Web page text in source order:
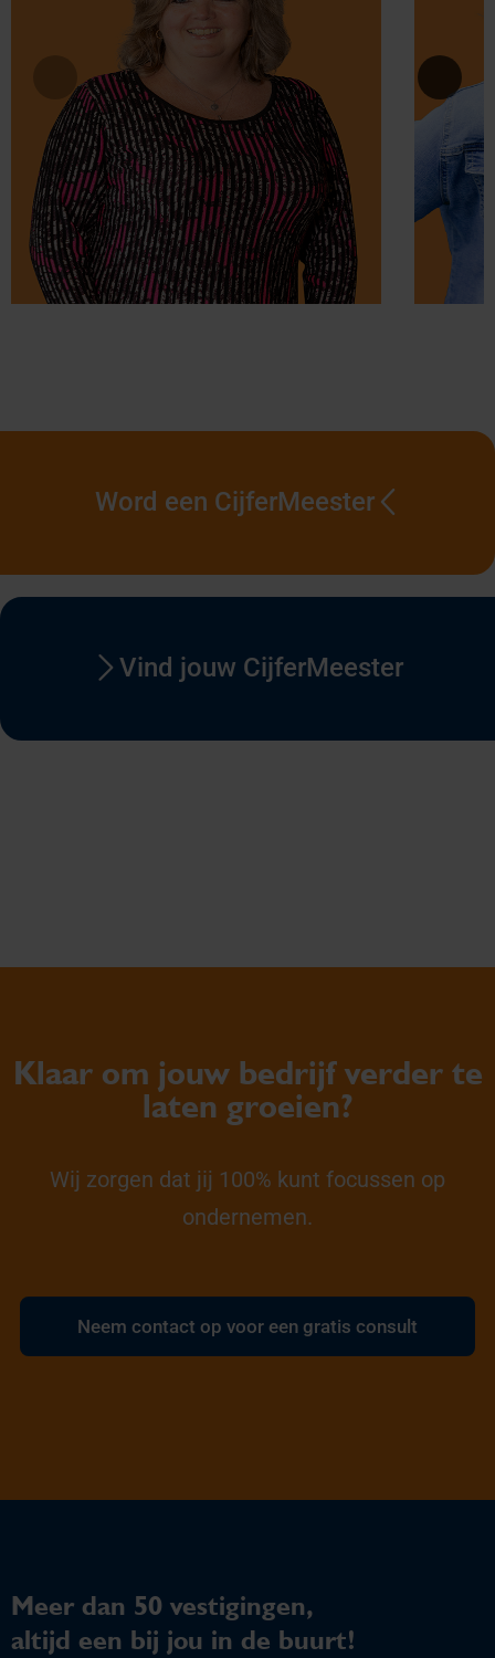
Word een CijferMeester
Vind jouw CijferMeester
Klaar om jouw bedrijf verder te
laten groeien?
Wij zorgen dat jij 100% kunt focussen op
ondernemen.
Neem contact op voor een gratis consult
Meer dan 50 vestigingen,
altijd een bij jou in de buurt!